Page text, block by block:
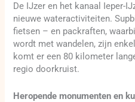
De IJzer en het kanaal Ieper-
nieuwe wateractiviteiten.
fietsen – en packraften,
wordt met wandelen, zijn
komt er een 80 kilometer
regio doorkruist.
Heropende monumenten en